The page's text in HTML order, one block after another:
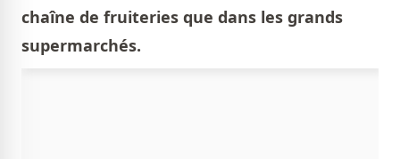
chaîne de fruiteries que dans les grands
supermarchés.